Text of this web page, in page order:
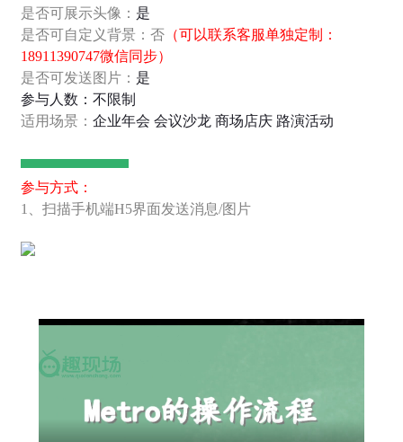
是否可展示头像： 是
是否可自定义背景：否 （可以联系客服单独定制：
18911390747微信同步）
是否可发送图片： 是
参与人数：不限制
适用场景： 企业年会 会议沙龙 商场店庆 路演活动
参与方式：
1、扫描手机端H5界面发送消息/图片